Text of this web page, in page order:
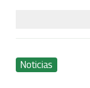
Noticias